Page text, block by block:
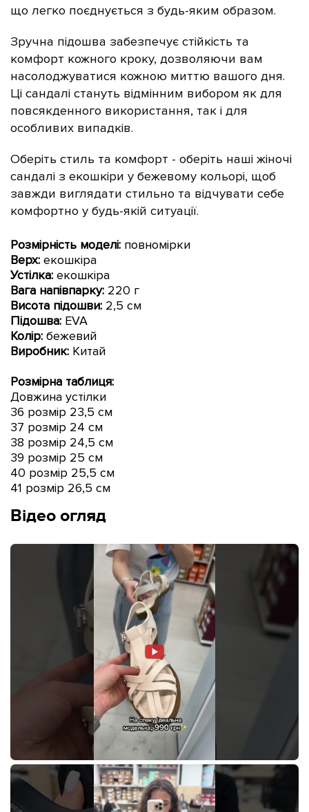
що легко поєднується з будь-яким образом.
Зручна підошва забезпечує стійкість та
комфорт кожного кроку, дозволяючи вам
насолоджуватися кожною миттю вашого дня.
Ці сандалі стануть відмінним вибором як для
повсякденного використання, так і для
особливих випадків.
Оберіть стиль та комфорт - оберіть наші жіночі
сандалі з екошкіри у бежевому кольорі, щоб
завжди виглядати стильно та відчувати себе
комфортно у будь-якій ситуації.
Розмірність моделі: повномірки
Верх: екошкіра
Устілка: екошкіра
Вага напівпарку: 220 г
Висота підошви: 2,5 см
Підошва: EVA
Колір: бежевий
Виробник: Китай
Розмірна таблиця:
Довжина устілки
36 розмір 23,5 см
37 розмір 24 см
38 розмір 24,5 см
39 розмір 25 см
40 розмір 25,5 см
41 розмір 26,5 см
Відео огляд